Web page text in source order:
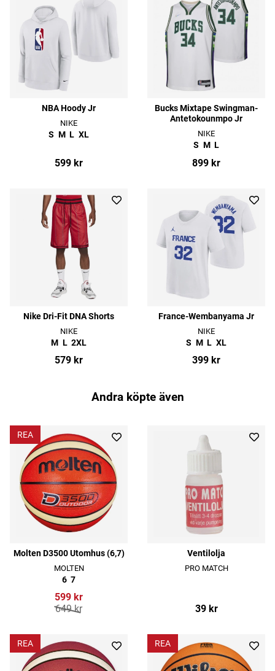
NBA Hoody Jr
NIKE
S M L XL
599 kr
Bucks Mixtape Swingman-
Antetokounmpo Jr
NIKE
S M L
899 kr
Nike Dri-Fit DNA Shorts
NIKE
M L 2XL
579 kr
France-Wembanyama Jr
NIKE
S M L XL
399 kr
Andra köpte även
REA
Molten D3500 Utomhus (6,7)
MOLTEN
6 7
599 kr
649 kr
Ventilolja
PRO MATCH
39 kr
REA REA